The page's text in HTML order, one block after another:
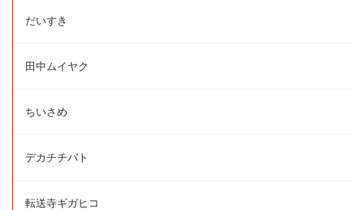
だいすき
田中ムイヤク
ちいさめ
デカチチバト
転送寺ギガヒコ